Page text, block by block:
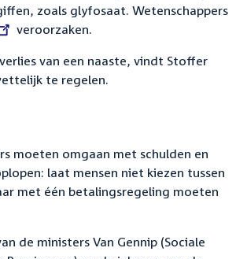
zoals glyfosaat. Wetenschappers
veroorzaken.
van een naaste, vindt Stoffer
te regelen.
moeten omgaan met schulden en
laat mensen niet kiezen tussen
met één betalingsregeling moeten
de ministers Van Gennip (Sociale